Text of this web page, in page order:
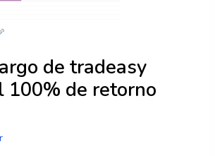
de tradeasy
100% de retorno